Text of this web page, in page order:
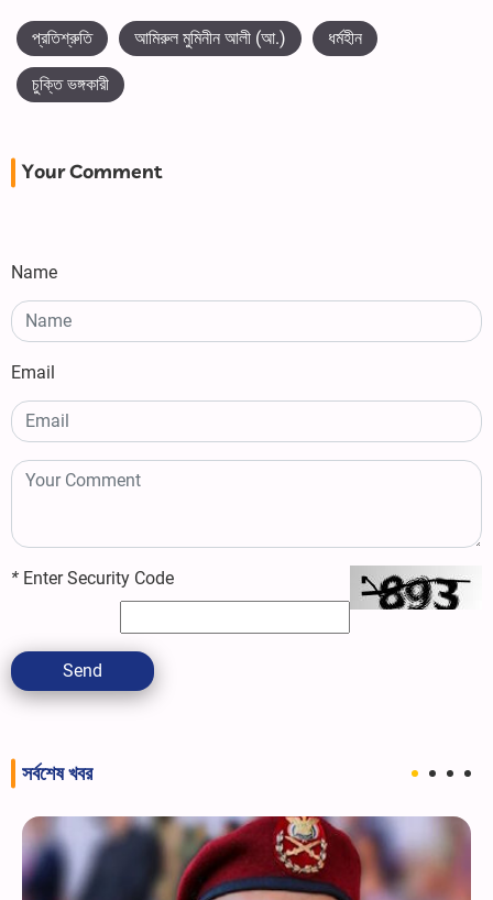
প্রতিশ্রুতি আমিরুল মুমিনীন আলী (আ.) ধর্মহীন
চুক্তি ভঙ্গকারী
Your Comment
Name
Email
* Enter Security Code
Send
সর্বশেষ খবর